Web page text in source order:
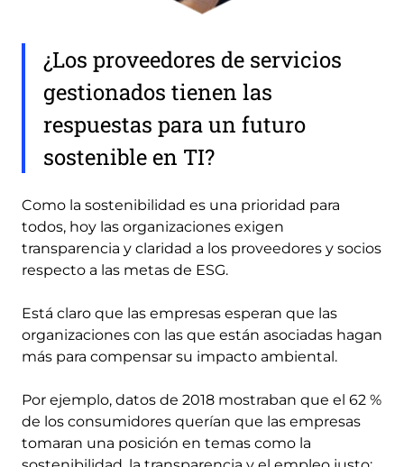
¿Los proveedores de servicios
gestionados tienen las
respuestas para un futuro
sostenible en TI?
Como la sostenibilidad es una prioridad para
todos, hoy las organizaciones exigen
transparencia y claridad a los proveedores y socios
respecto a las metas de ESG.
Está claro que las empresas esperan que las
organizaciones con las que están asociadas hagan
más para compensar su impacto ambiental.
Por ejemplo, datos de 2018 mostraban que el 62 %
de los consumidores querían que las empresas
tomaran una posición en temas como la